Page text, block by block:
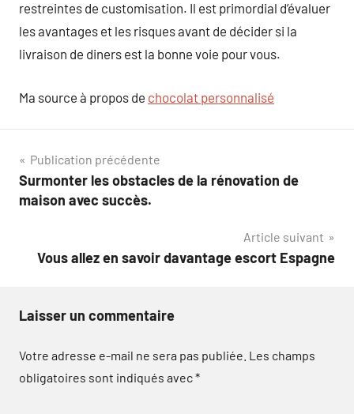
restreintes de customisation. Il est primordial d’évaluer
les avantages et les risques avant de décider si la
livraison de diners est la bonne voie pour vous.
Ma source à propos de chocolat personnalisé
Navigation
de
Publication précédente
Surmonter les obstacles de la rénovation de
maison avec succès.
Article suivant
Vous allez en savoir davantage escort Espagne
Laisser un commentaire
Votre adresse e-mail ne sera pas publiée. Les champs
obligatoires sont indiqués avec*